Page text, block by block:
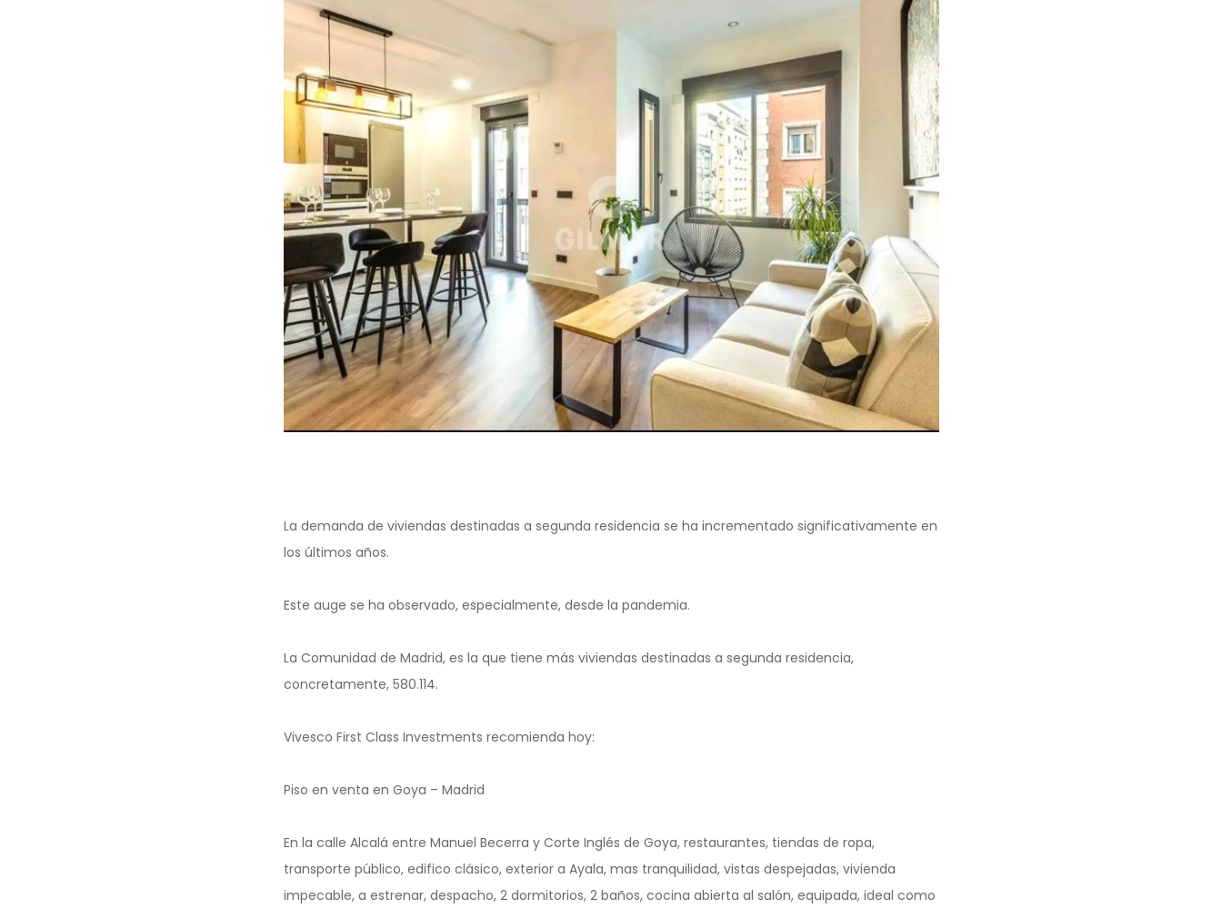
La demanda de viviendas destinadas a segunda residencia se ha incrementado significativamente en
los últimos años.
Este auge se ha observado, especialmente, desde la pandemia.
La Comunidad de Madrid, es la que tiene más viviendas destinadas a segunda residencia,
concretamente, 580.114.
Vivesco First Class Investments recomienda hoy:
Piso en venta en Goya – Madrid
En la calle Alcalá entre Manuel Becerra y Corte Inglés de Goya, restaurantes, tiendas de ropa,
transporte público, edifico clásico, exterior a Ayala, mas tranquilidad, vistas despejadas, vivienda
impecable, a estrenar, despacho, 2 dormitorios, 2 baños, cocina abierta al salón, equipada, ideal como